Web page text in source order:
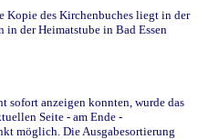
Kopie des Kirchenbuches liegt in der
in der Heimatstube in Bad Essen
sofort anzeigen konnten, wurde das
Seite - am Ende -
möglich. Die Ausgabesortierung